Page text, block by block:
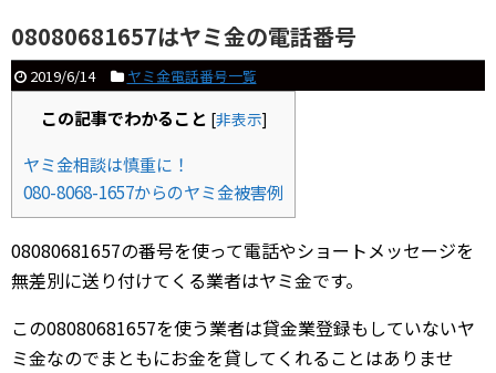
08080681657はヤミ金の電話番号
2019/6/14 ヤミ金電話番号一覧
この記事でわかること [非表示]
ヤミ金相談は慎重に！
080-8068-1657からのヤミ金被害例
08080681657の番号を使って電話やショートメッセージを
無差別に送り付けてくる業者はヤミ金です。
この08080681657を使う業者は貸金業登録もしていないヤ
ミ金なのでまともにお金を貸してくれることはありませ